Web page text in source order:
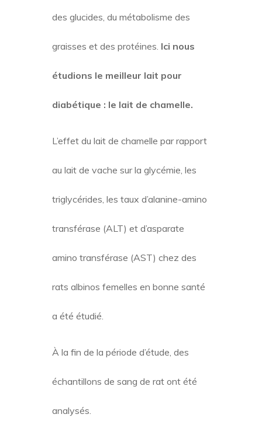
des glucides, du métabolisme des
graisses et des protéines. Ici nous
étudions le meilleur lait pour
diabétique : le lait de chamelle.
L’effet du lait de chamelle par rapport
au lait de vache sur la glycémie, les
triglycérides, les taux d’alanine-amino
transférase (ALT) et d’asparate
amino transférase (AST) chez des
rats albinos femelles en bonne santé
a été étudié.
À la fin de la période d’étude, des
échantillons de sang de rat ont été
analysés.